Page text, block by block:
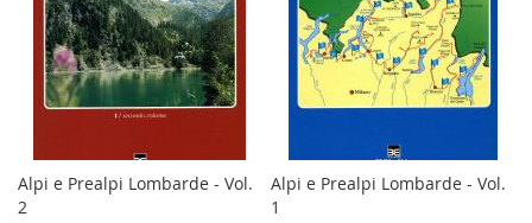
Alpi e Prealpi Lombarde - Vol.
2
Alpi e Prealpi Lombarde - Vol.
1